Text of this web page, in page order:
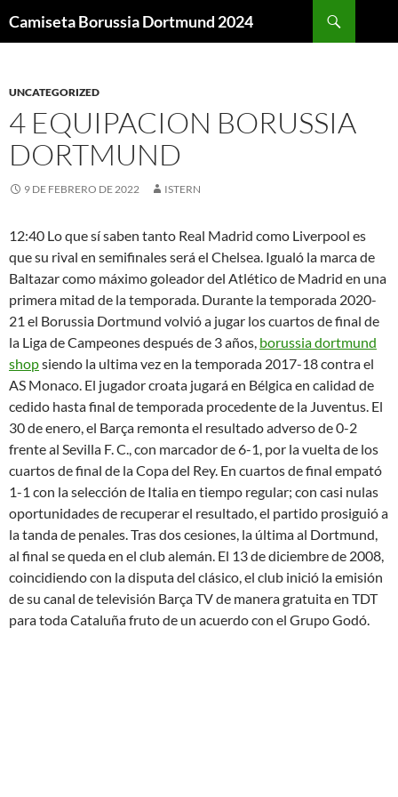
Camiseta Borussia Dortmund 2024
UNCATEGORIZED
4 EQUIPACION BORUSSIA
DORTMUND
9 DE FEBRERO DE 2022 ISTERN
12:40 Lo que sí saben tanto Real Madrid como Liverpool es
que su rival en semifinales será el Chelsea. Igualó la marca de
Baltazar como máximo goleador del Atlético de Madrid en una
primera mitad de la temporada. Durante la temporada 2020-
21 el Borussia Dortmund volvió a jugar los cuartos de final de
la Liga de Campeones después de 3 años, borussia dortmund
shopsiendo la ultima vez en la temporada 2017-18 contra el
AS Monaco. El jugador croata jugará en Bélgica en calidad de
cedido hasta final de temporada procedente de la Juventus. El
30 de enero, el Barça remonta el resultado adverso de 0-2
frente al Sevilla F. C., con marcador de 6-1, por la vuelta de los
cuartos de final de la Copa del Rey. En cuartos de final empató
1-1 con la selección de Italia en tiempo regular; con casi nulas
oportunidades de recuperar el resultado, el partido prosiguió a
la tanda de penales. Tras dos cesiones, la última al Dortmund,
al final se queda en el club alemán. El 13 de diciembre de 2008,
coincidiendo con la disputa del clásico, el club inició la emisión
de su canal de televisión Barça TV de manera gratuita en TDT
para toda Cataluña fruto de un acuerdo con el Grupo Godó.